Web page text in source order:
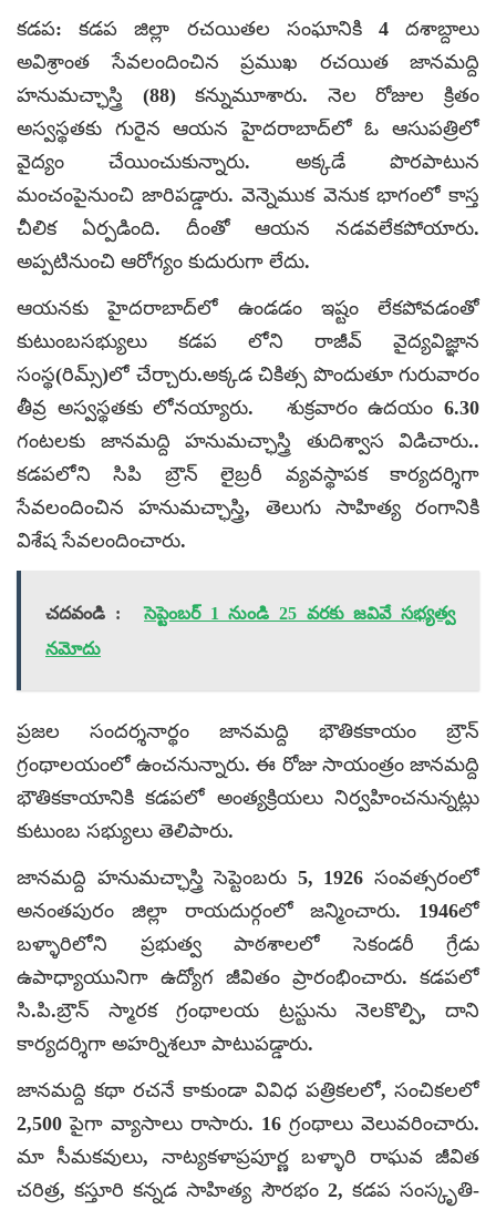
కడప: కడప జిల్లా రచయితల సంఘానికి 4 దశాబ్దాలు
అవిశ్రాంత సేవలందించిన ప్రముఖ రచయిత జానమద్ది
హనుమచ్ఛాస్త్రి (88) కన్నుమూశారు. నెల రోజుల క్రితం
అస్వస్థతకు గురైన ఆయన హైదరాబాద్‌లో ఓ ఆసుపత్రిలో
వైద్యం చేయించుకున్నారు. అక్కడే పొరపాటున
మంచంపైనుంచి జారిపడ్డారు. వెన్నెముక వెనుక భాగంలో కాస్త
చీలిక ఏర్పడింది. దీంతో ఆయన నడవలేకపోయారు.
అప్పటినుంచి ఆరోగ్యం కుదురుగా లేదు.
ఆయనకు హైదరాబాద్‌లో ఉండడం ఇష్టం లేకపోవడంతో
కుటుంబసభ్యులు కడప లోని రాజీవ్ వైద్యవిజ్ఞాన
సంస్థ(రిమ్స్)లో చేర్చారు.అక్కడ చికిత్స పొందుతూ గురువారం
తీవ్ర అస్వస్థతకు లోనయ్యారు. శుక్రవారం ఉదయం 6.30
గంటలకు జానమద్ది హనుమచ్ఛాస్త్రి తుదిశ్వాస విడిచారు..
కడపలోని సిపి బ్రౌన్ లైబ్రరీ వ్యవస్థాపక కార్యదర్శిగా
సేవలందించిన హనుమచ్ఛాస్త్రి, తెలుగు సాహిత్య రంగానికి
విశేష సేవలందించారు.
చదవండి :
సెప్టెంబర్ 1 నుండి 25 వరకు జవివే సభ్యత్వ
నమోదు
ప్రజల సందర్శనార్థం జానమద్ది భౌతికకాయం బ్రౌన్
గ్రంథాలయంలో ఉంచనున్నారు. ఈ రోజు సాయంత్రం జానమద్ది
భౌతికకాయానికి కడపలో అంత్యక్రియలు నిర్వహించనున్నట్లు
కుటుంబ సభ్యులు తెలిపారు.
జానమద్ది హనుమచ్ఛాస్త్రి సెప్టెంబరు 5, 1926 సంవత్సరంలో
అనంతపురం జిల్లా రాయదుర్గంలో జన్మించారు. 1946లో
బళ్ళారిలోని ప్రభుత్వ పాఠశాలలో సెకండరీ గ్రేడు
ఉపాధ్యాయునిగా ఉద్యోగ జీవితం ప్రారంభించారు. కడపలో
సి.పి.బ్రౌన్ స్మారక గ్రంథాలయ ట్రస్టును నెలకొల్పి, దాని
కార్యదర్శిగా అహర్నిశలూ పాటుపడ్డారు.
జానమద్ది కథా రచనే కాకుండా వివిధ పత్రికలలో, సంచికలలో
2,500 పైగా వ్యాసాలు రాసారు. 16 గ్రంథాలు వెలువరించారు.
మా సీమకవులు, నాట్యకళాప్రపూర్ణ బళ్ళారి రాఘవ జీవిత
చరిత్ర, కస్తూరి కన్నడ సాహిత్య సౌరభం 2, కడప సంస్కృతి-